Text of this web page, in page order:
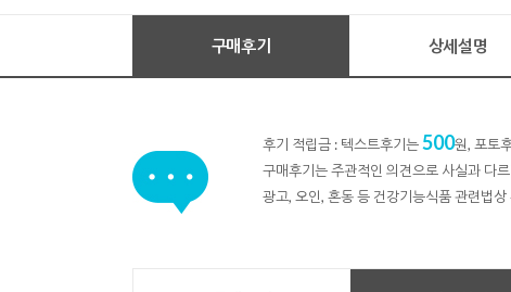
구매후기 상세설명
후기 적립금 : 텍스트후기는500원, 포토
구매후기는 주관적인 의견으로 사실과 다
광고, 오인, 혼동 등 건강기능식품 관련법